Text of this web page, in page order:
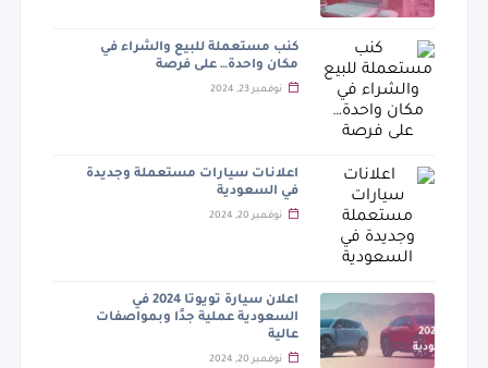
كنب مستعملة للبيع والشراء في
مكان واحدة… على فرصة
نوفمبر 23, 2024
اعلانات سيارات مستعملة وجديدة
في السعودية
نوفمبر 20, 2024
اعلان سيارة تويوتا 2024 في
السعودية عملية جدًا وبمواصفات
عالية
نوفمبر 20, 2024